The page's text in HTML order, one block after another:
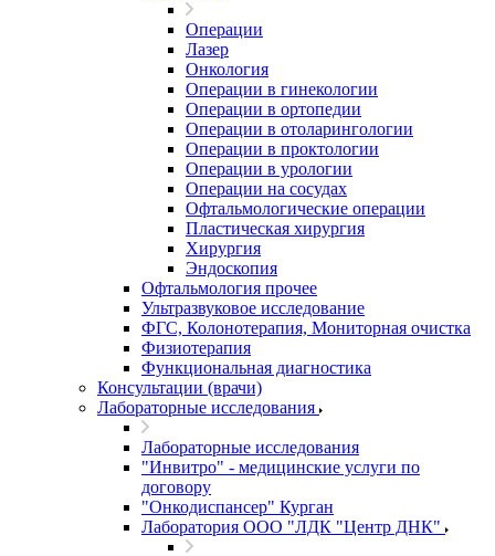
Операции
Лазер
Онкология
Операции в гинекологии
Операции в ортопедии
Операции в отоларингологии
Операции в проктологии
Операции в урологии
Операции на сосудах
Офтальмологические операции
Пластическая хирургия
Хирургия
Эндоскопия
Офтальмология прочее
Ультразвуковое исследование
ФГС, Колонотерапия, Мониторная очистка
Физиотерапия
Функциональная диагностика
Консультации (врачи)
Лабораторные исследования
Лабораторные исследования
"Инвитро" - медицинские услуги по
договору
"Онкодиспансер" Курган
Лаборатория ООО "ЛДК "Центр ДНК"